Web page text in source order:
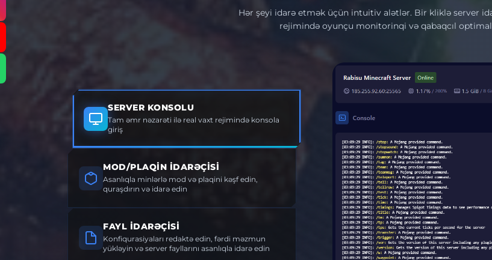
Hər şeyi idarə etmək üçün intuitiv alətlər. Bir kliklə server
rejimində oyunçu monitorinqi və qabaqcıl
SERVER KONSOLU
Tam əmr nəzarəti ilə real vaxt rejimində konsola
giriş
MOD/PLAQIN İDARƏÇISI
Asanlıqla minlərlə mod və plaqini kəşf edin,
quraşdırın və idarə edin
FAYL İDARƏÇISI
Konfiqurasiyaları redaktə edin, fərdi məzmun
yükləyin və server fayllarını asanlıqla idarə edin